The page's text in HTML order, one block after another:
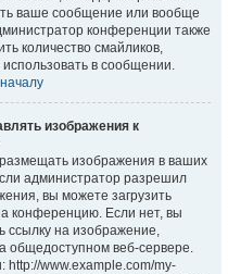
ваше сообщение или вообще
конференции также
количество смайликов,
в сообщении.
изображения к
изображения в ваших
администратор разрешил
вы можете загрузить
конференцию. Если нет, вы
ссылку на изображение,
общедоступном веб-сервере.
http://www.example.com/my-